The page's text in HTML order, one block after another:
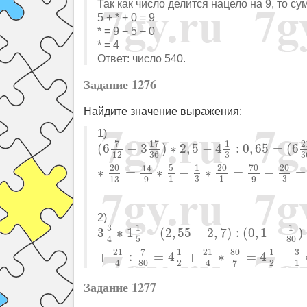
Так как число делится нацело на 9, то
5 + * + 0 = 9
* = 9 − 5 − 0
* = 4
Ответ: число 540.
Задание 1276
Найдите значение выражения:
1)
(6 7
12 − 3 17
36 ) ∗ 2,5 − 4 1
3
: 0,65 = (6
∗ 20
13 = 14
9
∗ 5
1
−
1
3 ∗ 20
1
=
70
9
− 20
3
=
(6712−31736 )∗2,5 −4 1 65= (621
2)
3 3
4 ∗ 1 1
5
+ (2, 55 + 2, 7) : (0, 1 −
1
80 )
+ 21
4
:
7
80 = 4 1
2
+ 21
4
∗ 80
7
= 4 1
2 + 3
1
334 ∗11 +( 2,55 2,7): ( 1 180 )=15
Задание 1277